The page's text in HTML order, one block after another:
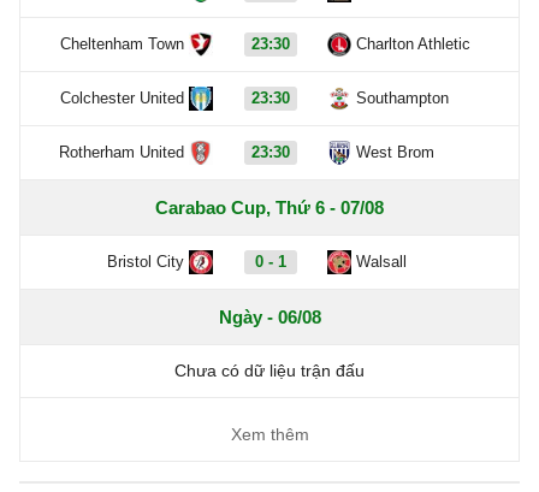
Cheltenham Town 23:30 Charlton Athletic
Colchester United 23:30 Southampton
Rotherham United 23:30 West Brom
Carabao Cup, Thứ 6 - 07/08
Bristol City 0 - 1 Walsall
Ngày - 06/08
Chưa có dữ liệu trận đấu
Xem thêm